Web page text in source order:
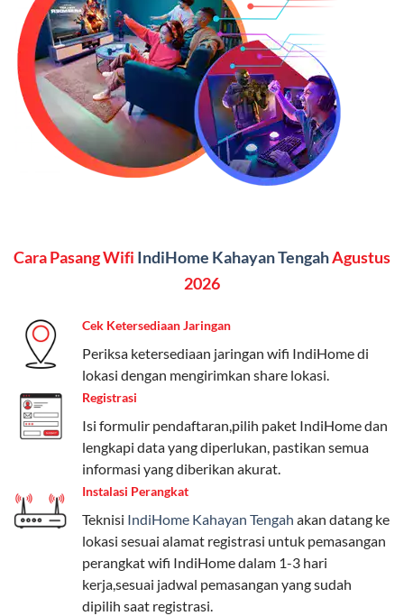
SMS semua operator, akses layanan streaming (Catchplay,
Vidio, WeTV, Disney+, dll.), dan paket TV 82 channel
(untuk beberapa pilihan).
Kelebihan:Paket lengkap untuk pengguna yang
menginginkan internet, komunikasi, dan hiburan
(streaming & TV) dalam satu paket.
Paket Dynamic IP
Fitur:Kecepatan internet 10Mbps-300Mbps, kuota
keluarga, nelpon & SMS semua operator, dan akses
Kelebihan:Cocok untuk pengguna yang membutuhkan
koneksi internet cepat dan stabil dengan fleksibilitas
kuota. Pilihan harga bervariasi sesuai kebutuhan.
Telkomsel One menyediakan pilihan paket yang
beragam, mulai dari paket hemat hingga premium.
Pengguna bisa memilih sesuai kebutuhan, baik untuk
internet, komunikasi, atau hiburan.
Paket Easy cocok untuk kebutuhan dasar, Paket
Complete untuk yang menginginkan fitur lengkap,
dan Paket Dynamic IP untuk pengguna yang
memprioritaskan kecepatan internet tinggi.
Cara Pasang Wifi IndiHome Kahayan TengahAgustus
2026
Cek Ketersediaan Jaringan
Periksa ketersediaan jaringan wifi IndiHome di
lokasi dengan mengirimkan share lokasi.
Registrasi
Isi formulir pendaftaran,pilih paket IndiHome dan
lengkapi data yang diperlukan, pastikan semua
informasi yang diberikan akurat.
Instalasi Perangkat
Teknisi IndiHome Kahayan Tengah akan datang ke
lokasi sesuai alamat registrasi untuk pemasangan
perangkat wifi IndiHome dalam 1-3 hari
kerja,sesuai jadwal pemasangan yang sudah
dipilih saat registrasi.